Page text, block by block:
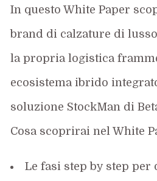
In questo White Paper
brand di calzature di lusso
la propria logistica
ecosistema ibrido
soluzione StockMan di
Cosa scoprirai nel White
Le fasi step by step per